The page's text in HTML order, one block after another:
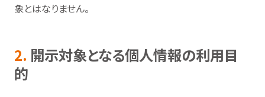
象とはなりません。
2. 開示対象となる個人情報の利用目
的